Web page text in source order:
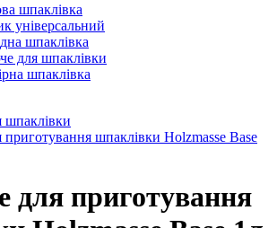
шпаклівка
універсальний
шпаклівка
для шпаклівки
шпаклівка
шпаклівки
приготування шпаклівки Holzmasse Base
для приготування